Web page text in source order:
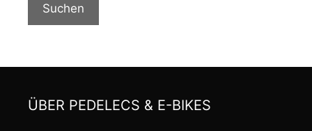
Suchen
ÜBER PEDELECS & E-BIKES